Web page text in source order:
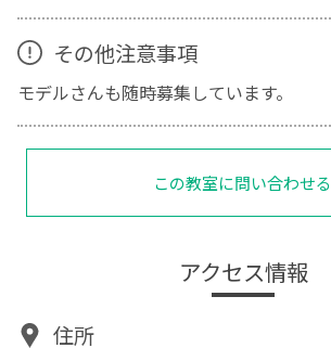
その他注意事項
モデルさんも随時募集しています。
この教室に問い合わせる
アクセス情報
住所